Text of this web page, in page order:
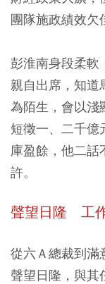
團隊施政績效欠
彭淮南身段柔軟
親自出席，知道
為陌生，會以淺
短徵一、二千億
庫盈餘，他二話
許。
聲望日隆 工
從六Ａ總裁到滿
聲望日隆，與其